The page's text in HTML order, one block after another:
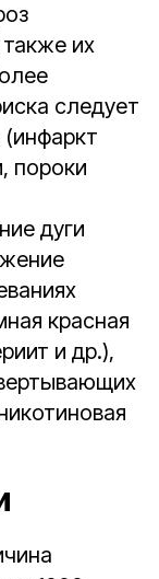
также их
следует
пороки
дуги
красная
и др.),